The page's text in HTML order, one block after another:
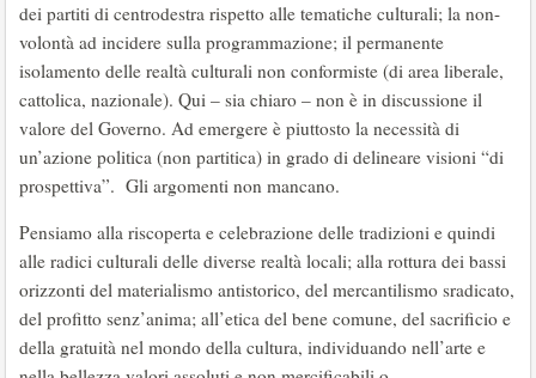
dei partiti di centrodestra rispetto alle tematiche culturali; la non-
volontà ad incidere sulla programmazione; il permanente
isolamento delle realtà culturali non conformiste (di area liberale,
cattolica, nazionale). Qui – sia chiaro – non è in discussione il
valore del Governo. Ad emergere è piuttosto la necessità di
un’azione politica (non partitica) in grado di delineare visioni “di
prospettiva”. Gli argomenti non mancano.
Pensiamo alla riscoperta e celebrazione delle tradizioni e quindi
alle radici culturali delle diverse realtà locali; alla rottura dei bassi
orizzonti del materialismo antistorico, del mercantilismo sradicato,
del profitto senz’anima; all’etica del bene comune, del sacrificio e
della gratuità nel mondo della cultura, individuando nell’arte e